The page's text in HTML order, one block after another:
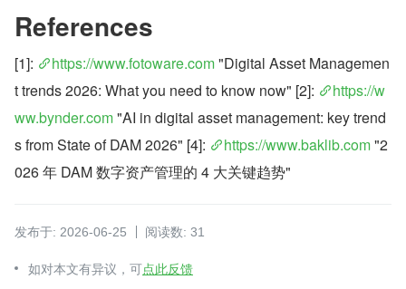
References
[1]: https://www.fotoware.com "Digital Asset Managemen
t trends 2026: What you need to know now" [2]:
https://w
ww.bynder.com "AI in digital asset management: key trend
s from State of DAM 2026" [4]:
https://www.baklib.com "2
026 年 DAM 数字资产管理的 4 大关键趋势"
发布于: 2026-06-25 阅读数: 31
如对本文有异议，可点此反馈